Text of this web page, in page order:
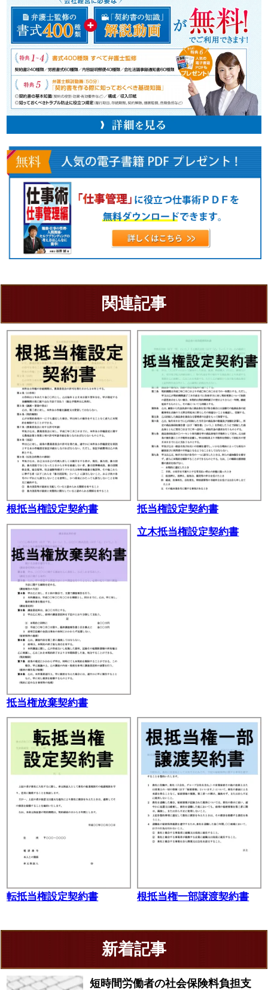
関連記事
根抵当権設定契約書 抵当権設定契約書
抵当権放棄契約書
立木抵当権設定契約書
転抵当権設定契約書 根抵当権一部譲渡契約書
新着記事
短時間労働者の社会保険料負担支